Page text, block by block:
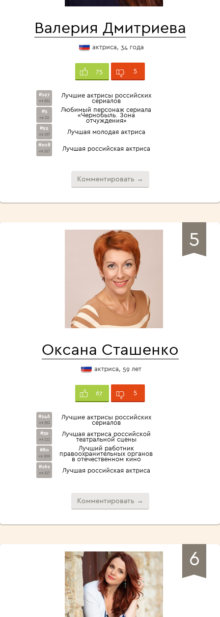
Валерия Дмитриева
актриса, 34 года
75 5
#197
из 591
Лучшие актрисы российских
сериалов
#3
из 10
Любимый персонаж сериала
«Чернобыль. Зона
отчуждения»
#55
из 197 Лучшая молодая актриса
#208
из 217 Лучшая российская актриса
Комментировать →
5
Оксана Сташенко
актриса, 59 лет
67 5
#246
из 591
Лучшие актрисы российских
сериалов
#39
из 111
Лучшая актриса российской
театральной сцены
#80
из 206
Лучший работник
правоохранительных органов
в отечественном кино
#162
из 217 Лучшая российская актриса
Комментировать →
6